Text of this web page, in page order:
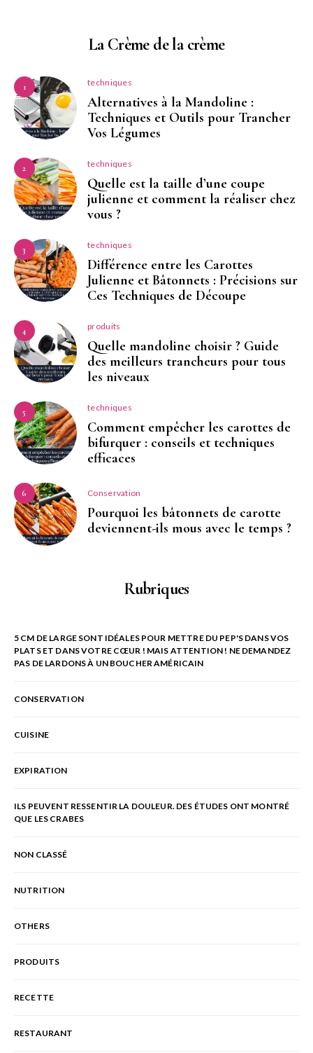
La Crème de la crème
1 techniques
Alternatives à la Mandoline :
Techniques et Outils pour Trancher
Vos Légumes
2 techniques
Quelle est la taille d’une coupe
julienne et comment la réaliser chez
vous ?
3 techniques
Différence entre les Carottes
Julienne et Bâtonnets : Précisions sur
Ces Techniques de Découpe
4 produits
Quelle mandoline choisir ? Guide
des meilleurs trancheurs pour tous
les niveaux
5 techniques
Comment empêcher les carottes de
bifurquer : conseils et techniques
efficaces
6 Conservation
Pourquoi les bâtonnets de carotte
deviennent-ils mous avec le temps ?
Rubriques
5 CM DE LARGE SONT IDÉALES POUR METTRE DU PEP'S DANS VOS
PLATS ET DANS VOTRE CŒUR ! MAIS ATTENTION ! NE DEMANDEZ
PAS DE LARDONS À UN BOUCHER AMÉRICAIN
CONSERVATION
CUISINE
EXPIRATION
ILS PEUVENT RESSENTIR LA DOULEUR. DES ÉTUDES ONT MONTRÉ
QUE LES CRABES
NON CLASSÉ
NUTRITION
OTHERS
PRODUITS
RECETTE
RESTAURANT